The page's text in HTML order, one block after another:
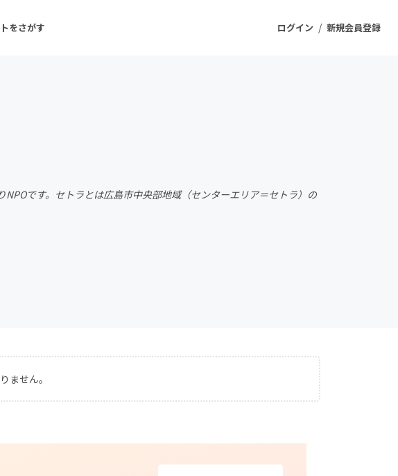
ログイン / 新規会員登録
をさがす
ド・飲食店
ファッション
コミュニティ
です。セトラとは広島市中央部地域（センターエリア＝セトラ）の
ません。